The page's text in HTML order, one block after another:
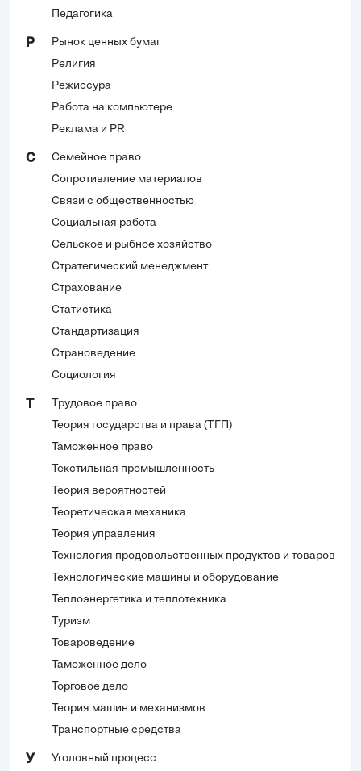
Педагогика
Р
Рынок ценных бумаг
Религия
Режиссура
Работа на компьютере
Реклама и PR
С
Семейное право
Сопротивление материалов
Связи с общественностью
Социальная работа
Сельское и рыбное хозяйство
Стратегический менеджмент
Страхование
Статистика
Стандартизация
Страноведение
Социология
Т
Трудовое право
Теория государства и права (ТГП)
Таможенное право
Текстильная промышленность
Теория вероятностей
Теоретическая механика
Теория управления
Технология продовольственных продуктов и товаров
Технологические машины и оборудование
Теплоэнергетика и теплотехника
Туризм
Товароведение
Таможенное дело
Торговое дело
Теория машин и механизмов
Транспортные средства
У
Уголовный процесс